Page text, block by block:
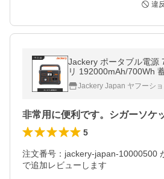
違
Jackery ポータブル電源
リ 192000mAh/700Wh
車中泊 アウトドア 防災
ッテリー【６か月保証】
Jackery Japan ヤフーシ
5
注文番号：jackery-japan-10000500
で追加レビューします